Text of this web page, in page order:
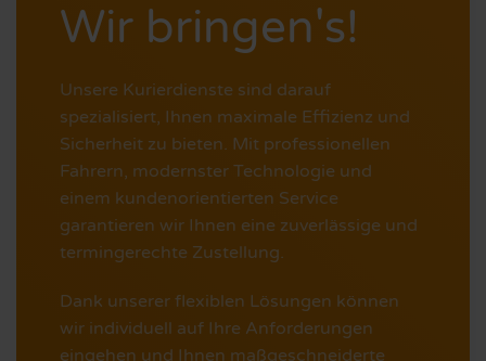
Wir bringen's!
Unsere Kurierdienste sind darauf
spezialisiert, Ihnen maximale Effizienz und
Sicherheit zu bieten. Mit professionellen
Fahrern, modernster Technologie und
einem kundenorientierten Service
garantieren wir Ihnen eine zuverlässige und
termingerechte Zustellung.
Dank unserer flexiblen Lösungen können
wir individuell auf Ihre Anforderungen
eingehen und Ihnen maßgeschneiderte